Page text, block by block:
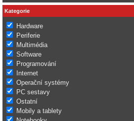
Kategorie
Hardware
Periferie
Multimédia
Software
Programování
Internet
Operační systémy
PC sestavy
Ostatní
Mobily a tablety